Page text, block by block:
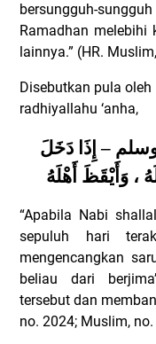
bersungguh-
Ramadhan melebihi
lainnya.” (HR.
Disebutkan pula
radhiyallahu ‘anha,
– إِذَا دَخَلَ
، وَأَيْقَظَ أَهْلَهُ
“Apabila Nabi
sepuluh hari
mengencangkan
beliau dari
tersebut dan
no. 2024; Muslim,